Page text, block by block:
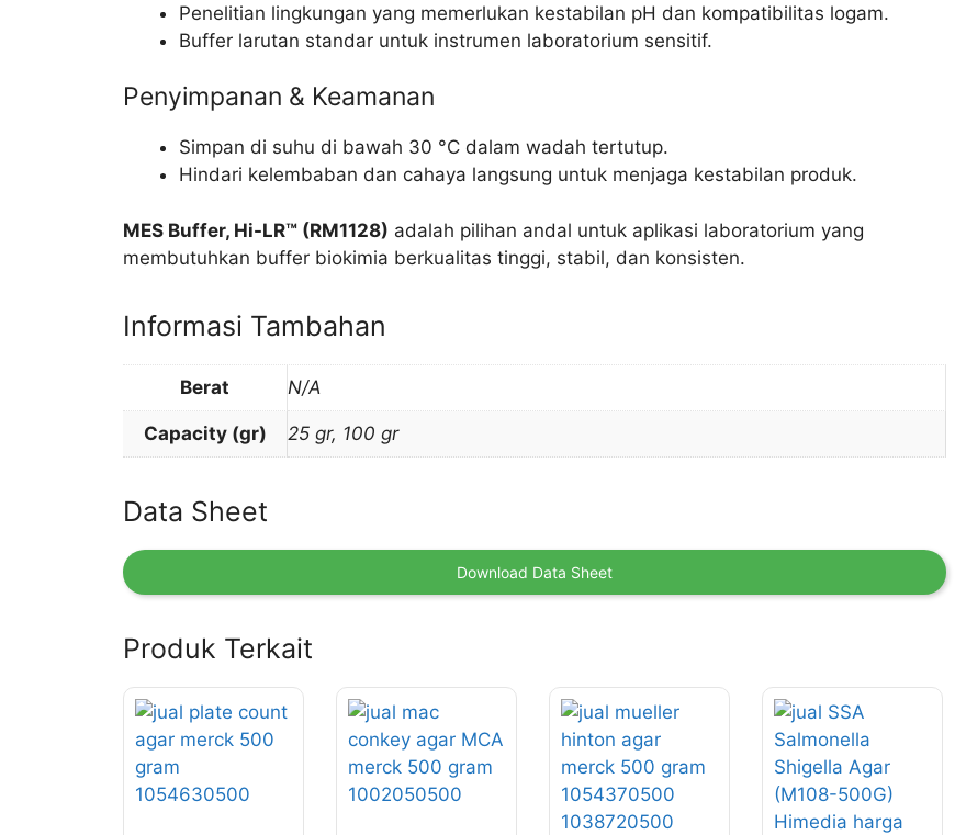
Penelitian lingkungan yang memerlukan kestabilan pH dan kompatibilitas logam.
Buffer larutan standar untuk instrumen laboratorium sensitif.
Penyimpanan & Keamanan
Simpan di suhu di bawah 30 °C dalam wadah tertutup.
Hindari kelembaban dan cahaya langsung untuk menjaga kestabilan produk.
MES Buffer, Hi-LR™ (RM1128) adalah pilihan andal untuk aplikasi laboratorium yang
membutuhkan buffer biokimia berkualitas tinggi, stabil, dan konsisten.
Informasi Tambahan
Berat N/A
Capacity (gr) 25 gr, 100 gr
Data Sheet
Download Data Sheet
Produk Terkait